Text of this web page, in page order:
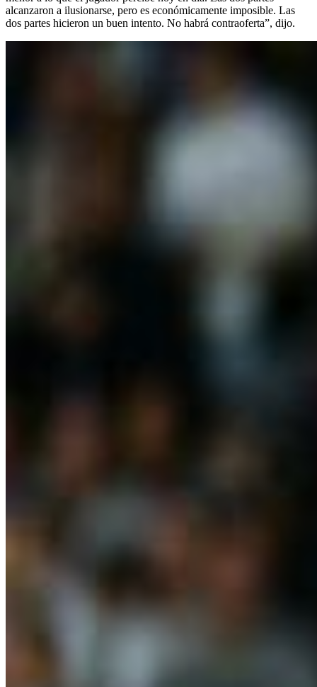
alcanzaron a ilusionarse, pero es económicamente imposible. Las
dos partes hicieron un buen intento. No habrá contraoferta”, dijo.